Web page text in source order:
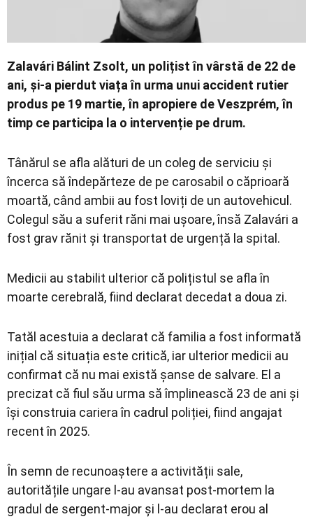
Zalavári Bálint Zsolt, un polițist în vârstă de 22 de
ani, și-a pierdut viața în urma unui accident rutier
produs pe 19 martie, în apropiere deVeszprém, în
timp ce participa la o intervenție pe drum.
Tânărul se afla alături de un coleg de serviciu și
încerca să îndepărteze de pe carosabil o căprioară
moartă, când ambii au fost loviți de un autovehicul.
Colegul său a suferit răni mai ușoare, însă Zalavári a
fost grav rănit și transportat de urgență la spital.
Medicii au stabilit ulterior că polițistul se afla în
moarte cerebrală, fiind declarat decedat a doua zi.
Tatăl acestuia a declarat că familia a fost informată
inițial că situația este critică, iar ulterior medicii au
confirmat că nu mai există șanse de salvare. El a
precizat că fiul său urma să împlinească 23 de ani și
își construia cariera în cadrul poliției, fiind angajat
recent în 2025.
În semn de recunoaștere a activității sale,
autoritățile ungare l-au avansat post-mortem la
gradul de sergent-major și l-au declarat erou al